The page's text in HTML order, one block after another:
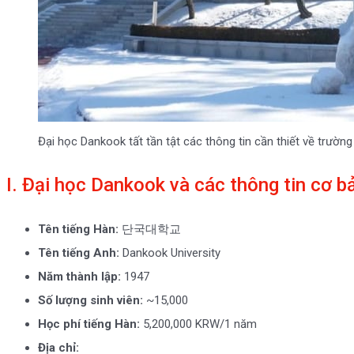
Đại học Dankook tất tần tật các thông tin cần thiết về trường
I. Đại học Dankook và các thông tin cơ
Tên tiếng Hàn: 단국대학교
Tên tiếng Anh: Dankook University
Năm thành lập: 1947
Số lượng sinh viên: ~15,000
Học phí tiếng Hàn: 5,200,000 KRW/1 năm
Địa chỉ: